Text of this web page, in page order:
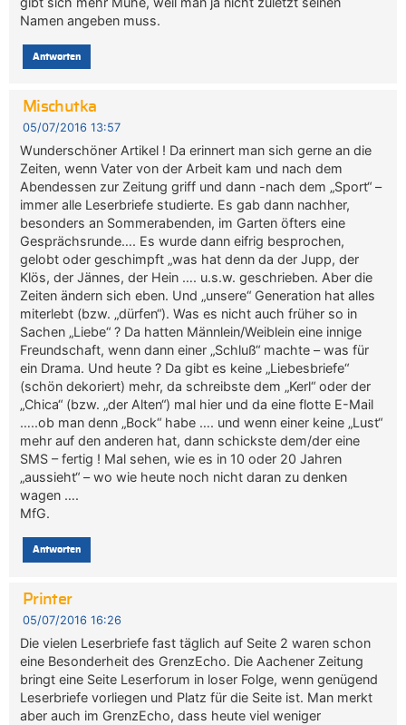
Namen angeben muss.
Antworten
Mischutka
05/07/2016 13:57
Wunderschöner Artikel ! Da erinnert man sich gerne an die
Zeiten, wenn Vater von der Arbeit kam und nach dem
Abendessen zur Zeitung griff und dann -nach dem „Sport“ –
immer alle Leserbriefe studierte. Es gab dann nachher,
besonders an Sommerabenden, im Garten öfters eine
Gesprächsrunde…. Es wurde dann eifrig besprochen,
gelobt oder geschimpft „was hat denn da der Jupp, der
Klös, der Jännes, der Hein …. u.s.w. geschrieben. Aber die
Zeiten ändern sich eben. Und „unsere“ Generation hat alles
miterlebt (bzw. „dürfen“). Was es nicht auch früher so in
Sachen „Liebe“ ? Da hatten Männlein/Weiblein eine innige
Freundschaft, wenn dann einer „Schluß“ machte – was für
ein Drama. Und heute ? Da gibt es keine „Liebesbriefe“
(schön dekoriert) mehr, da schreibste dem „Kerl“ oder der
„Chica“ (bzw. „der Alten“) mal hier und da eine flotte E-Mail
…..ob man denn „Bock“ habe …. und wenn einer keine „Lust“
mehr auf den anderen hat, dann schickste dem/der eine
SMS – fertig ! Mal sehen, wie es in 10 oder 20 Jahren
„aussieht“ – wo wie heute noch nicht daran zu denken
wagen ….
MfG.
Antworten
Printer
05/07/2016 16:26
Die vielen Leserbriefe fast täglich auf Seite 2 waren schon
eine Besonderheit des GrenzEcho. Die Aachener Zeitung
bringt eine Seite Leserforum in loser Folge, wenn genügend
Leserbriefe vorliegen und Platz für die Seite ist. Man merkt
aber auch im GrenzEcho, dass heute viel weniger